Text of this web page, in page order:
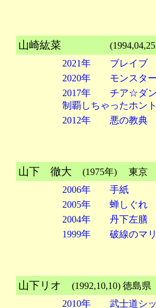
山崎紘菜
(1994,04,25)
2021年 ブレイブ
2020年 モンスター
2017年 チア☆ダン
制覇しちゃったホン
2012年 悪の教典
山下 徹大 (1975年)
2006年 手紙
2005年 蝉しぐれ
2004年 丹下左膳
1999年 破線のマ
山下リオ (1992,10,10)
2010年 武士道シッ